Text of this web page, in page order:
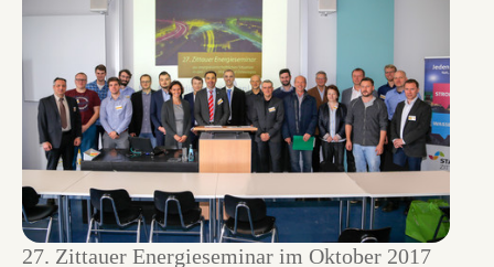
27. Zittauer Energieseminar im Oktober 2017